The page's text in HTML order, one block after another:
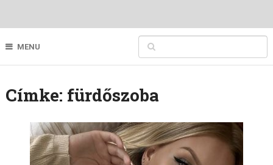
MENU
Címke: fürdőszoba